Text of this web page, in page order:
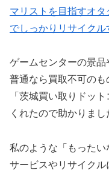
マリストを目指すオ
でしっかりリサイクル
ゲームセンターの景品
普通なら買取不可の
「茨城買い取りドッ
くれたので助かりまし
私のような「もったい
サービスやリサイク